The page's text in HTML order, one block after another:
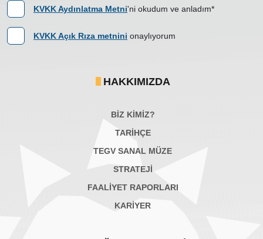
KVKK Aydınlatma Metni'ni okudum ve anladım*
KVKK Açık Rıza metnini onaylıyorum
HAKKIMIZDA
BİZ KİMİZ?
TARİHÇE
TEGV SANAL MÜZE
STRATEJİ
FAALİYET RAPORLARI
KARIYER